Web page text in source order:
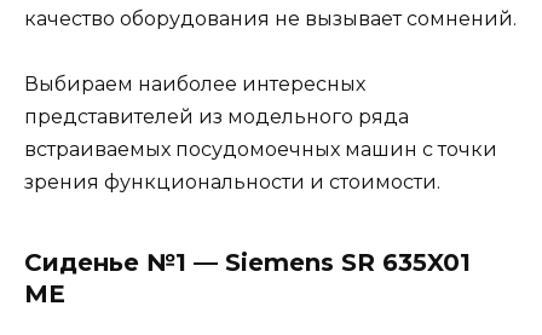
качество оборудования не вызывает сомнений.
Выбираем наиболее интересных
представителей из модельного ряда
встраиваемых посудомоечных машин с точки
зрения функциональности и стоимости.
Сиденье №1 — Siemens SR 635X01
ME